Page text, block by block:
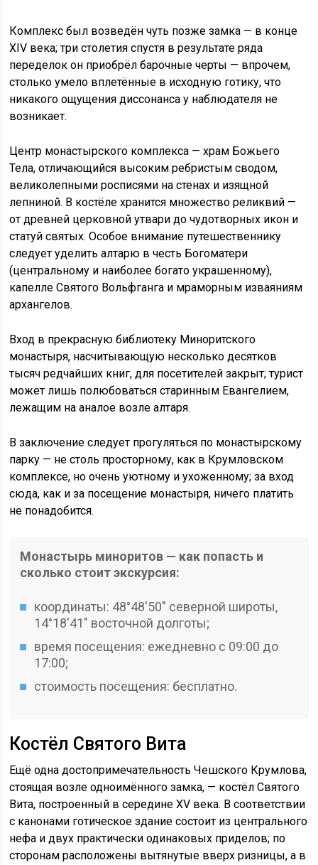
Комплекс был возведён чуть позже замка — в конце
XIV века; три столетия спустя в результате ряда
переделок он приобрёл барочные черты — впрочем,
столько умело вплетённые в исходную готику, что
никакого ощущения диссонанса у наблюдателя не
возникает.
Центр монастырского комплекса — храм Божьего
Тела, отличающийся высоким ребристым сводом,
великолепными росписями на стенах и изящной
лепниной. В костёле хранится множество реликвий —
от древней церковной утвари до чудотворных икон и
статуй святых. Особое внимание путешественнику
следует уделить алтарю в честь Богоматери
(центральному и наиболее богато украшенному),
капелле Святого Вольфганга и мраморным изваяниям
архангелов.
Вход в прекрасную библиотеку Миноритского
монастыря, насчитывающую несколько десятков
тысяч редчайших книг, для посетителей закрыт; турист
может лишь полюбоваться старинным Евангелием,
лежащим на аналое возле алтаря.
В заключение следует прогуляться по монастырскому
парку — не столь просторному, как в Крумловском
комплексе, но очень уютному и ухоженному; за вход
сюда, как и за посещение монастыря, ничего платить
не понадобится.
Монастырь миноритов — как попасть и
сколько стоит экскурсия:
координаты: 48°48′50″ северной широты,
14°18′41″ восточной долготы;
время посещения: ежедневно с 09:00 до
17:00;
стоимость посещения: бесплатно.
Костёл Святого Вита
Ещё одна достопримечательность Чешского Крумлова,
стоящая возле одноимённого замка, — костёл Святого
Вита, построенный в середине XV века. В соответствии
с канонами готическое здание состоит из центрального
нефа и двух практически одинаковых приделов; по
сторонам расположены вытянутые вверх ризницы, а в